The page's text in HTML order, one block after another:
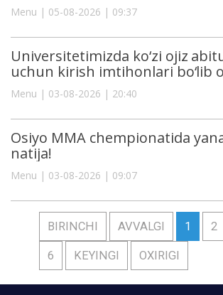
Menu | 05-08-2026 | 09:37
Universitetimizda ko‘zi ojiz
uchun kirish imtihonlari bo‘lib
Menu | 03-08-2026 | 20:40
Osiyo MMA chempionatida
natija!
Menu | 03-08-2026 | 09:07
BIRINCHI AVVALGI 1 2
6 KEYINGI OXIRIGI